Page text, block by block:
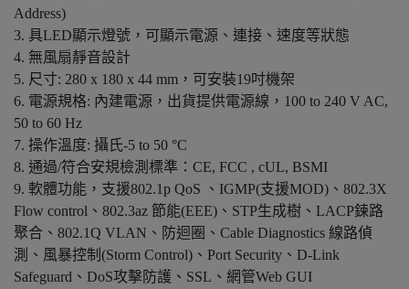
Address)
3. 具LED顯示燈號，可顯示電源、連接、速度等狀態
4. 無風扇靜音設計
5. 尺寸: 280 x 180 x 44 mm，可安裝19吋機架
6. 電源規格: 內建電源，出貨提供電源線，100 to 240 V AC,
50 to 60 Hz
7. 操作溫度: 攝氏-5 to 50 °C
8. 通過/符合安規檢測標準：CE, FCC , cUL, BSMI
9. 軟體功能，支援802.1p QoS 、IGMP(支援MOD)、802.3X
Flow control、802.3az 節能(EEE)、STP生成樹、LACP鍊路
聚合、802.1Q VLAN、防迴圈、Cable Diagnostics 線路偵
測、風暴控制(Storm Control)、Port Security、D-Link
Safeguard、DoS攻擊防護、SSL、網管Web GUI